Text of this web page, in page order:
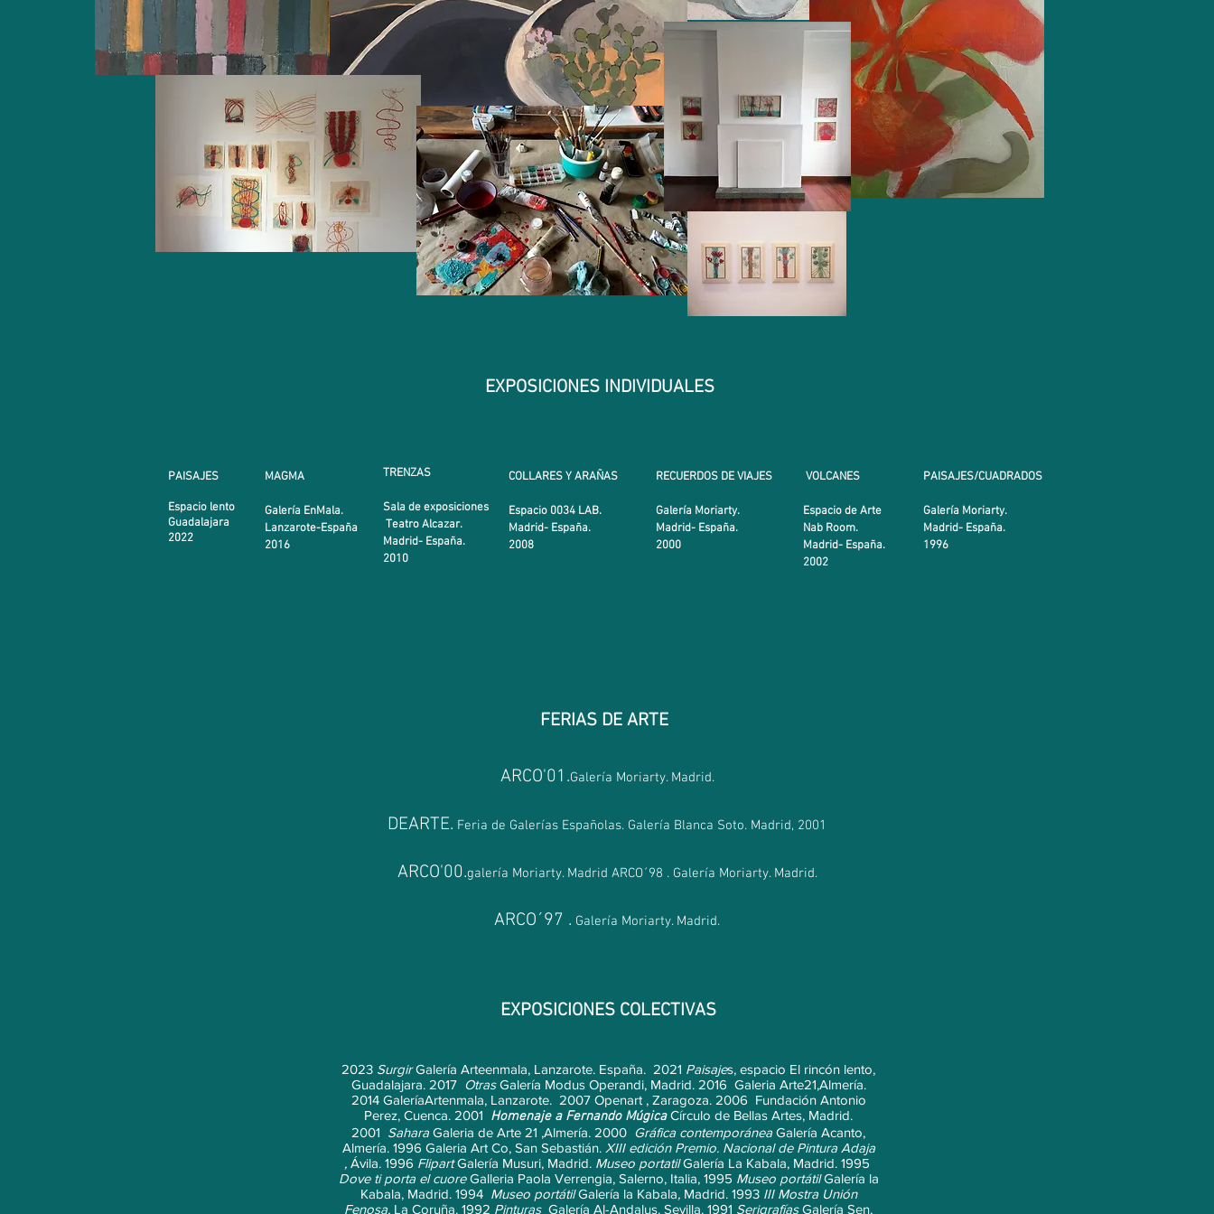
EXPOSICIONES INDIVIDUALES
PAISAJES
Espacio lento
Guadalajara
​2022
MAGMA
Galería EnMala.
Lanzarote-España
2016
TRENZAS
Sala de exposiciones
Teatro Alcazar.
Madrid- España.
2010
COLLARES Y ARAÑAS
Espacio 0034 LAB.
Madrid- España.
2008
RECUERDOS DE VIAJES
Galería Moriarty.
Madrid- España.
2000
VOLCANES
Espacio de Arte
Nab Room.
Madrid- España.
2002
PAISAJES/CUADRADOS
Galería Moriarty.
Madrid- España.
1996
FERIAS DE ARTE
ARCO'01.Galería Moriarty. Madrid.
DEARTE. Feria de Galerías Españolas. Galería Blanca Soto. Madrid, 2001
ARCO'00.galería Moriarty. Madrid ARCO´98 . Galería Moriarty. Madrid.
ARCO´97 . Galería Moriarty. Madrid.
EXPOSICIONES COLECTIVAS
2023 SurgirGalería Arteenmala, Lanzarote. España. 2021 Paisajes, espacio El rincón lento,
Guadalajara. 2017 OtrasGalería Modus Operandi, Madrid. 2016 Galeria Arte21,Almería.
2014 GaleríaArtenmala, Lanzarote. 2007 Openart , Zaragoza. 2006 Fundación Antonio
Perez, Cuenca. 2001 Homenaje a Fernando MúgicaCírculo de Bellas Artes, Madrid.
2001 Sahara Galeria de Arte 21 ,Almería. 2000 Gráfica contemporánea Galería Acanto,
Almería. 1996 Galeria Art Co, San Sebastián. XIII edición Premio. Nacional de Pintura Adaja
, Ávila. 1996 FlipartGalería Musuri, Madrid. Museo portatilGalería La Kabala, Madrid. 1995
Dove ti porta el cuoreGalleria Paola Verrengia, Salerno, Italia, 1995 Museo portátilGalería la
Kabala, Madrid. 1994 Museo portátil Galería la Kabala, Madrid. 1993 III Mostra Unión
Fenosa, La Coruña. 1992 Pinturas Galería Al-Andalus. Sevilla. 1991 SerigrafíasGalería Sen,